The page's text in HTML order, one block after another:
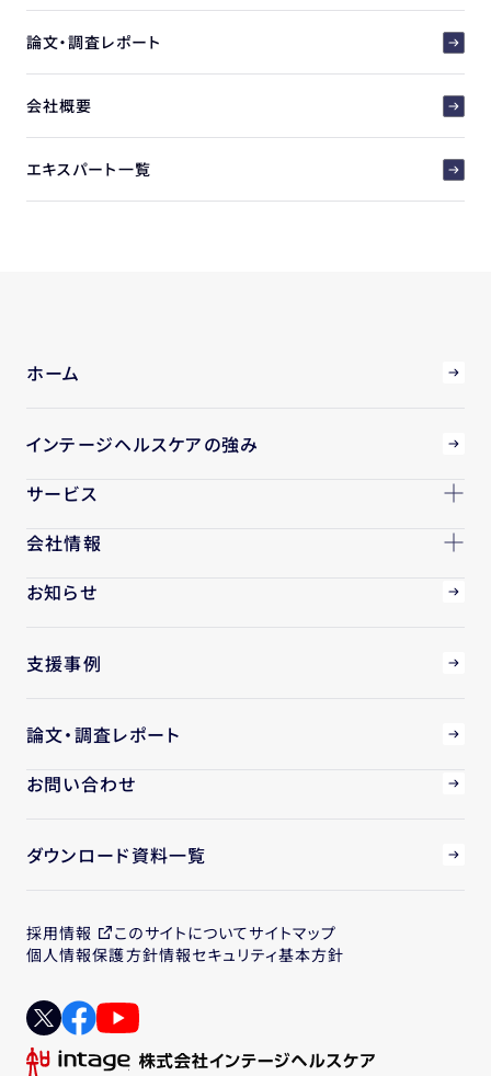
論文・調査レポート
会社概要
エキスパート一覧
ホーム
インテージヘルスケアの強み
サービス
会社情報
お知らせ
支援事例
論文・調査レポート
お問い合わせ
ダウンロード資料一覧
採用情報 このサイトについてサイトマップ
個人情報保護方針情報セキュリティ基本方針